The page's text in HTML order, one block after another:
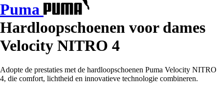
Puma
Hardloopschoenen voor dames
Velocity NITRO 4
Adopte de prestaties met de hardloopschoenen Puma Velocity NITRO
4, die comfort, lichtheid en innovatieve technologie combineren.